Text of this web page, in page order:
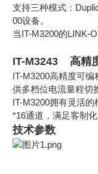
支持三种模式：
00设备。
当IT-M3200的LINK-
IT-M3243 高精
IT-M3200高精度可
供多档位电流量程切
IT-M3200拥有灵活
*16通道，满足客制
技术参数